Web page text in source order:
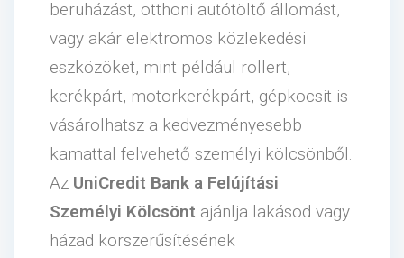
beruházást, otthoni autótöltő állomást,
vagy akár elektromos közlekedési
eszközöket, mint például rollert,
kerékpárt, motorkerékpárt, gépkocsit is
vásárolhatsz a kedvezményesebb
kamattal felvehető személyi kölcsönből.
Az UniCredit Bank a Felújítási
Személyi Kölcsönt ajánlja lakásod vagy
házad korszerűsítésének